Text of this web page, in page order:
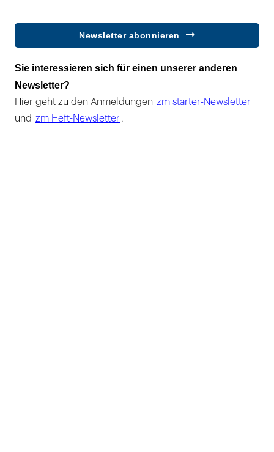
Newsletter abonnieren
Sie interessieren sich für einen unserer anderen
Newsletter?
Hier geht zu den Anmeldungen zm starter-Newsletter
und zm Heft-Newsletter .